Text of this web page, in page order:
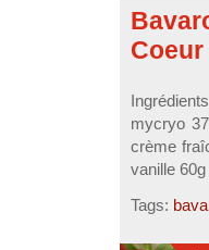
mycryo
crème
vanille
Tags: